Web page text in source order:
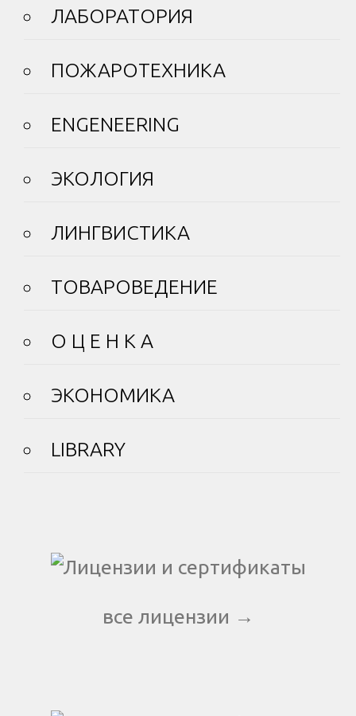
ЛАБОРАТОРИЯ
ПОЖАРОТЕХНИКА
ENGENEERING
ЭКОЛОГИЯ
ЛИНГВИСТИКА
ТОВАРОВЕДЕНИЕ
О Ц Е Н К А
ЭКОНОМИКА
LIBRARY
все лицензии →